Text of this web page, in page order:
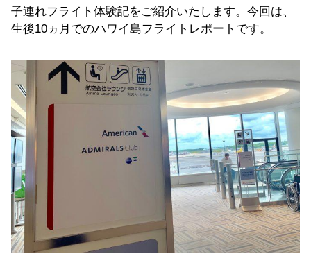
子連れフライト体験記をご紹介いたします。今回は、
生後10ヵ月でのハワイ島フライトレポートです。